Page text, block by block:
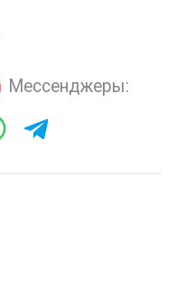
Мессенджеры: